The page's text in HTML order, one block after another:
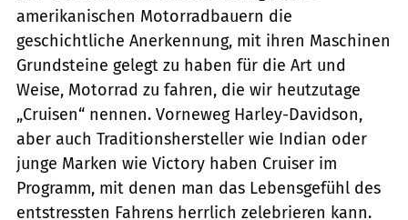
amerikanischen Motorradbauern die
geschichtliche Anerkennung, mit ihren Maschinen
Grundsteine ­gelegt zu haben für die Art und
Weise, Motorrad zu fahren, die wir heutzutage
„Cruisen“ nennen. Vorneweg Harley-Davidson,
aber auch Traditionshersteller wie Indian oder
junge Marken wie Victory haben ­Cruiser im
Programm, mit denen man das ­Lebensgefühl des
entstressten Fahrens herrlich zelebrieren kann.